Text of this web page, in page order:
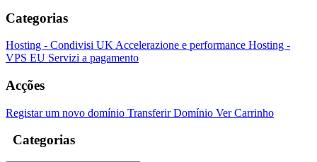
Categorias
Hosting - Condivisi UK Accelerazione e performance Hosting -
VPS EU Servizi a pagamento
Acções
Registar um novo domínio Transferir Domínio Ver Carrinho
Categorias